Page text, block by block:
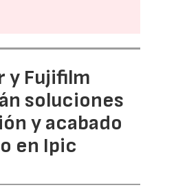
y Fujifilm
soluciones
y acabado
en Ipic